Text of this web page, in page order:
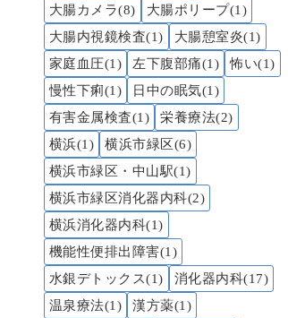
大腸カメラ(8)
大腸ポリープ(1)
大腸内視鏡検査(1)
大腸憩室炎(1)
家庭血圧(1)
左下腹部痛(1)
怖い(1)
慢性下痢(1)
日中の眠気(1)
有害金属検査(1)
栄養療法(2)
横浜(1)
横浜市緑区(6)
横浜市緑区・中山駅(1)
横浜市緑区消化器内科(2)
横浜消化器内科(1)
機能性便排出障害(1)
水銀デトックス(1)
消化器内科(17)
温泉療法(1)
漢方薬(1)